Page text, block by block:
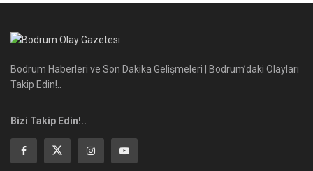
Bodrum Haberleri ve Son Dakika Gelişmeleri | Bodrum’daki Olayları
Takip Edin!..
Bizi Takip Edin!..